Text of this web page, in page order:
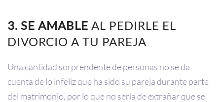
3. SE AMABLE AL PEDIRLE EL
DIVORCIO A TU PAREJA
Una cantidad sorprendente de personas no se da
cuenta de lo infeliz que ha sido su pareja durante parte
del matrimonio, por lo que no sería de extrañar que se